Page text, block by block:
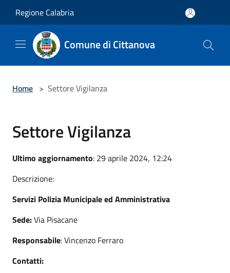
Regione Calabria
Comune di Cittanova
Home > Settore Vigilanza
Settore Vigilanza
Ultimo aggiornamento: 29 aprile 2024, 12:24
Descrizione:
Servizi Polizia Municipale ed Amministrativa
Sede:Via Pisacane
Responsabile: Vincenzo Ferraro
Contatti: